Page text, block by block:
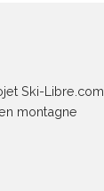
Ski-Libre.com
montagne